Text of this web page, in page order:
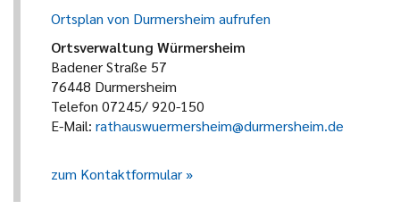
Ortsplan von Durmersheim aufrufen
Ortsverwaltung Würmersheim
Badener Straße 57
76448 Durmersheim
Telefon 07245/ 920-150
E-Mail: rathauswuermersheim@durmersheim.de
zum Kontaktformular